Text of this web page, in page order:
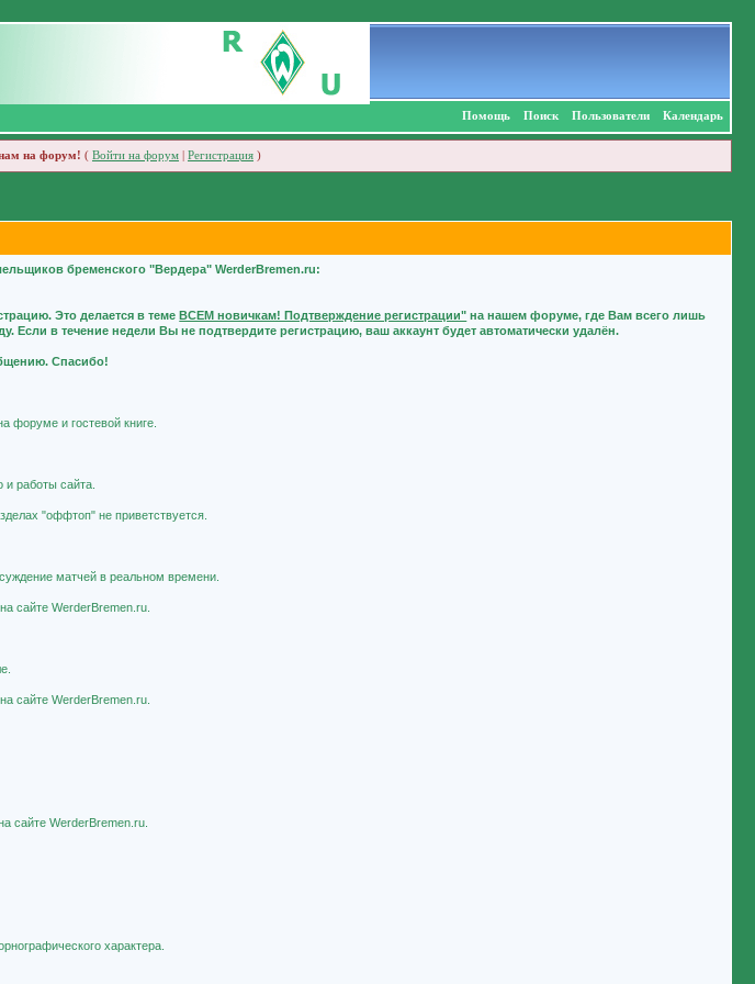
Помощь Поиск Пользователи Календарь
на форум! ( Войти на форум Регистрация )
бременского "Вердера" WerderBremen.ru:
Это делается в темеВСЕМ новичкам! Подтверждение регистрации" на нашем форуме, где Вам всего лишь
в течение недели Вы не подтвердите регистрацию, ваш аккаунт будет автоматически удалён.
Спасибо!
форуме и гостевой книге.
работы сайта.
"оффтоп" не приветствуется.
матчей в реальном времени.
сайте WerderBremen.ru.
сайте WerderBremen.ru.
сайте WerderBremen.ru.
характера.